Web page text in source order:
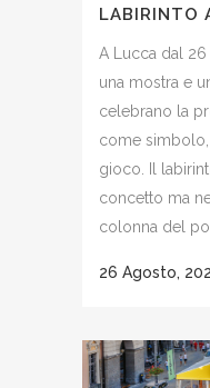
LABIRINTO
A Lucca dal
una mostra e
celebrano la
come
gioco. Il
concetto ma
colonna del
26 Agosto,